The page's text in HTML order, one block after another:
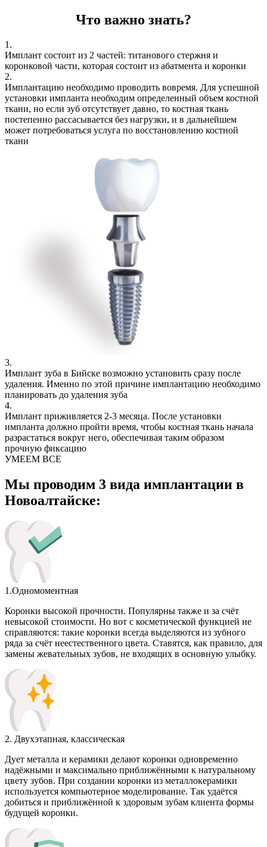
Что важно знать?
1.
Имплант состоит из 2 частей: титанового стержня и
коронковой части, которая состоит из абатмента и коронки
2.
Имплантацию необходимо проводить вовремя. Для успешной
установки импланта необходим определенный объем костной
ткани, но если зуб отсутствует давно, то костная ткань
постепенно рассасывается без нагрузки, и в дальнейшем
может потребоваться услуга по восстановлению костной
ткани
3.
Имплант зуба в Бийске возможно установить сразу после
удаления. Именно по этой причине имплантацию необходимо
планировать до удаления зуба
4.
Имплант приживляется 2-3 месяца. После установки
импланта должно пройти время, чтобы костная ткань начала
разрастаться вокруг него, обеспечивая таким образом
прочную фиксацию
УМЕЕМ ВСЕ
Мы проводим 3 вида имплантации в
Новоалтайске:
1.Одномоментная
Коронки высокой прочности. Популярны также и за счёт
невысокой стоимости. Но вот с косметической функцией не
справляются: такие коронки всегда выделяются из зубного
ряда за счёт неестественного цвета. Ставятся, как правило, для
замены жевательных зубов, не входящих в основную улыбку.
2. Двухэтапная, классическая
Дует металла и керамики делают коронки одновременно
надёжными и максимально приближёнными к натуральному
цвету зубов. При создании коронки из металлокерамики
используется компьютерное моделирование. Так удаётся
добиться и приближённой к здоровым зубам клиента формы
будущей коронки.